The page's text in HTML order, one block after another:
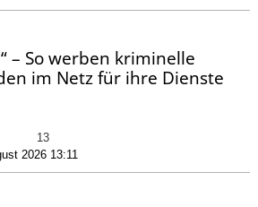
– So werben kriminelle
im Netz für ihre Dienste
13
2026 13:11